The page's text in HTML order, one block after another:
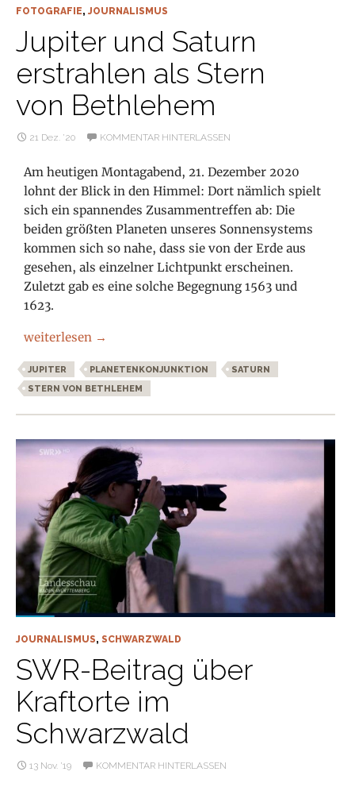
FOTOGRAFIE, JOURNALISMUS
Jupiter und Saturn
erstrahlen als Stern
von Bethlehem
21 Dez. ’20 KOMMENTAR HINTERLASSEN
Am heutigen Montagabend, 21. Dezember 2020
lohnt der Blick in den Himmel: Dort nämlich spielt
sich ein spannendes Zusammentreffen ab: Die
beiden größten Planeten unseres Sonnensystems
kommen sich so nahe, dass sie von der Erde aus
gesehen, als einzelner Lichtpunkt erscheinen.
Zuletzt gab es eine solche Begegnung 1563 und
1623.
Jupiter und Saturn erstrahlen als Stern von Bethlehem
weiterlesen →
JUPITER PLANETENKONJUNKTION
SATURN
STERN VON BETHLEHEM
JOURNALISMUS, SCHWARZWALD
SWR-Beitrag über
Kraftorte im
Schwarzwald
13 Nov. ’19 KOMMENTAR HINTERLASSEN